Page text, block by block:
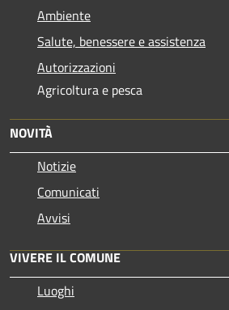
Ambiente
Salute, benessere e assistenza
Autorizzazioni
Agricoltura e pesca
NOVITÀ
Notizie
Comunicati
Avvisi
VIVERE IL COMUNE
Luoghi